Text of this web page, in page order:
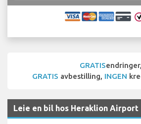
GRATISendringer,
GRATIS avbestilling, INGEN
Leie en bil hos Heraklion Airport